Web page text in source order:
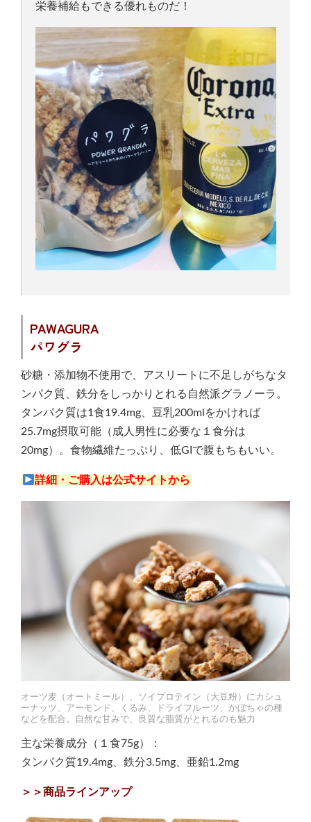
栄養補給もできる優れものだ！
PAWAGURA
パワグラ
砂糖・添加物不使用で、アスリートに不足しがちなタ
ンパク質、鉄分をしっかりとれる自然派グラノーラ。
タンパク質は1食19.4mg、豆乳200mlをかければ
25.7mg摂取可能（成人男性に必要な１食分は
20mg）。食物繊維たっぷり、低GIで腹もちもいい。
詳細・ご購入は公式サイトから
オーツ麦（オートミール）、ソイプロテイン（大豆粉）にカシュ
ーナッツ、アーモンド、くるみ、ドライフルーツ、かぼちゃの種
などを配合。自然な甘みで、良質な脂質がとれるのも魅力
主な栄養成分（１食75g）：
タンパク質19.4mg、鉄分3.5mg、亜鉛1.2mg
＞＞商品ラインアップ